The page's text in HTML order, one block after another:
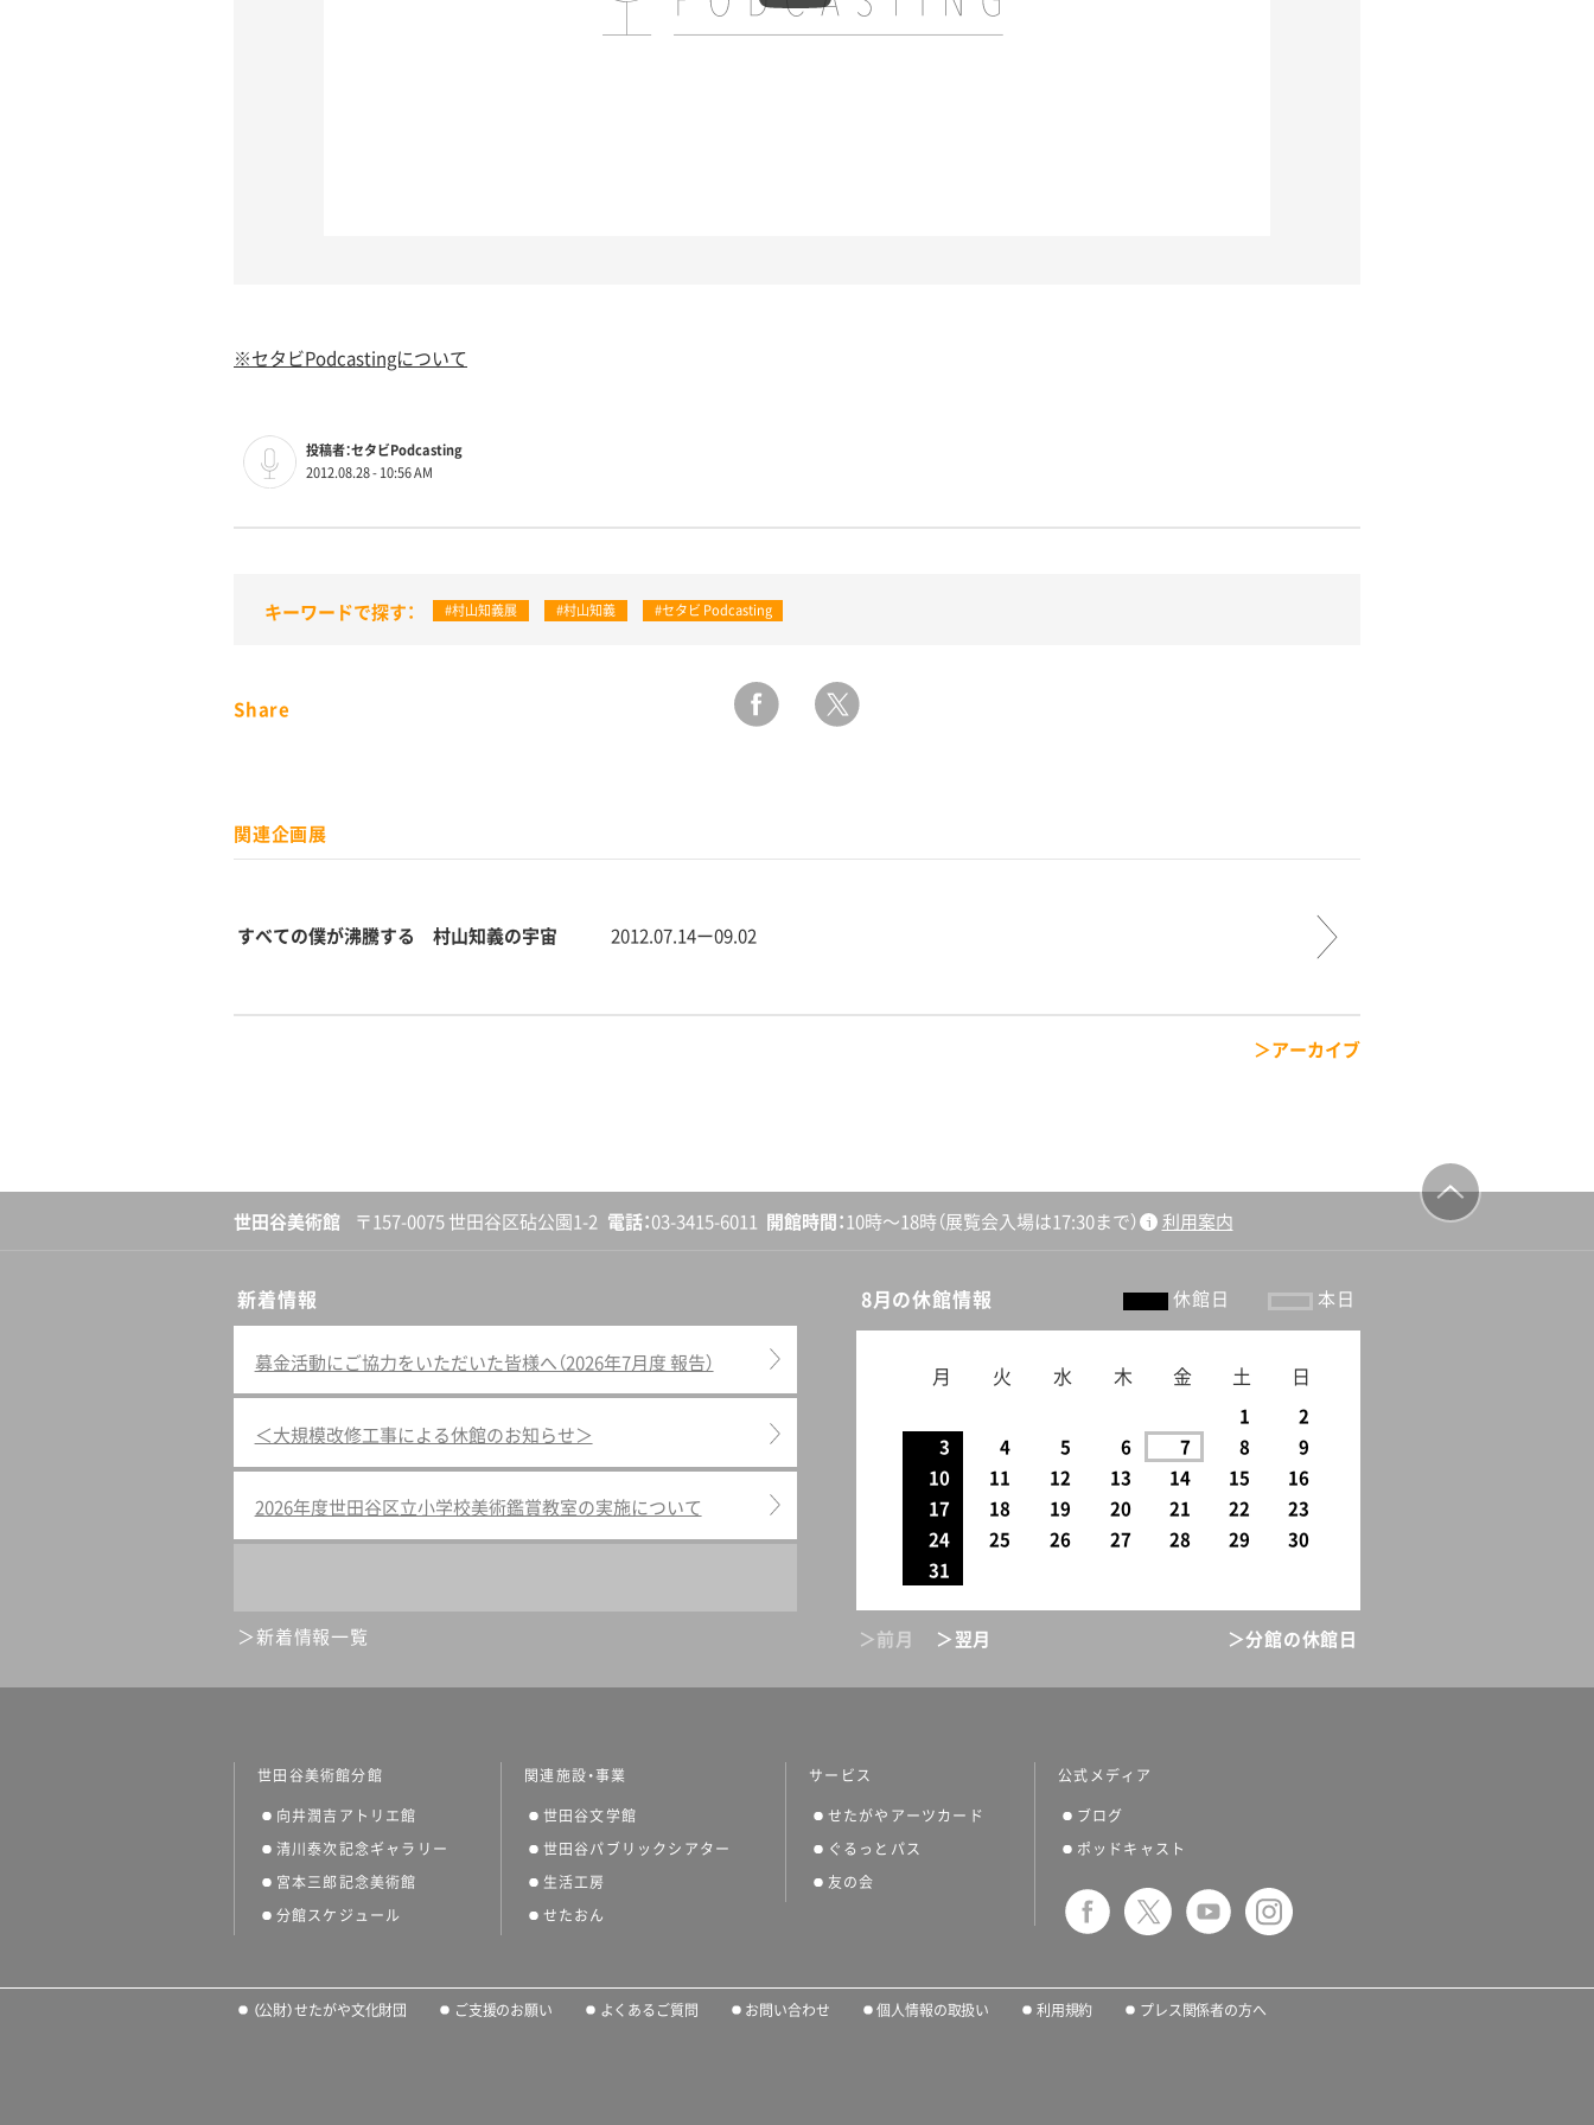
※セタビPodcastingについて
投稿者：セタビPodcasting
2012.08.28 - 10:56 AM
キーワードで探す： #村山知義展 #村山知義 #セタビ Podcasting
Share
関連企画展
すべての僕が沸騰する 村山知義の宇宙 2012.07.14ー09.02
アーカイブ
世田谷美術館 〒157-0075 世田谷区砧公園1-2 電話 03-3415-6011 開館時間 10時〜18時 （展覧会入場は17:30まで） 利用案内
新着情報
募金活動にご協力をいただいた皆様へ（2026年7月度 報告）
＜大規模改修工事による休館のお知らせ＞
2026年度世田谷区立小学校美術鑑賞教室の実施について
新着情報一覧
8月の休館情報 休館日 本日
月 火 水 木 金 土 日
1
2
3
4 5 6 7 8
9
10
11 12 13 14 15
16
17
18 19 20 21 22
23
24
25 26 27 28 29
30
31
＞前月 ＞翌月 ＞分館の休館日
世田谷美術館分館
向井潤吉アトリエ館
清川泰次記念ギャラリー
宮本三郎記念美術館
分館スケジュール
関連施設・事業
世田谷文学館
世田谷パブリックシアター
生活工房
せたおん
サービス
せたがやアーツカード
ぐるっとパス
友の会
公式メディア
ブログ
ポッドキャスト
（公財）せたがや文化財団 ご支援のお願い よくあるご質問 お問い合わせ 個人情報の取扱い 利用規約 プレス関係者の方へ